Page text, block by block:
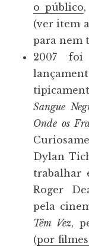
o público
(ver item
para nem
2007
Sangue
Onde os
Dylan
trabalhar
Roger
pela
Têm Vez,
(por